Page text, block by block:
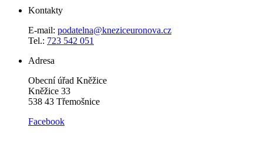
Kontakty
E-mail: podatelna@kneziceuronova.cz
Tel.: 723 542 051
Adresa
Obecní úřad Kněžice
Kněžice 33
538 43 Třemošnice
Facebook